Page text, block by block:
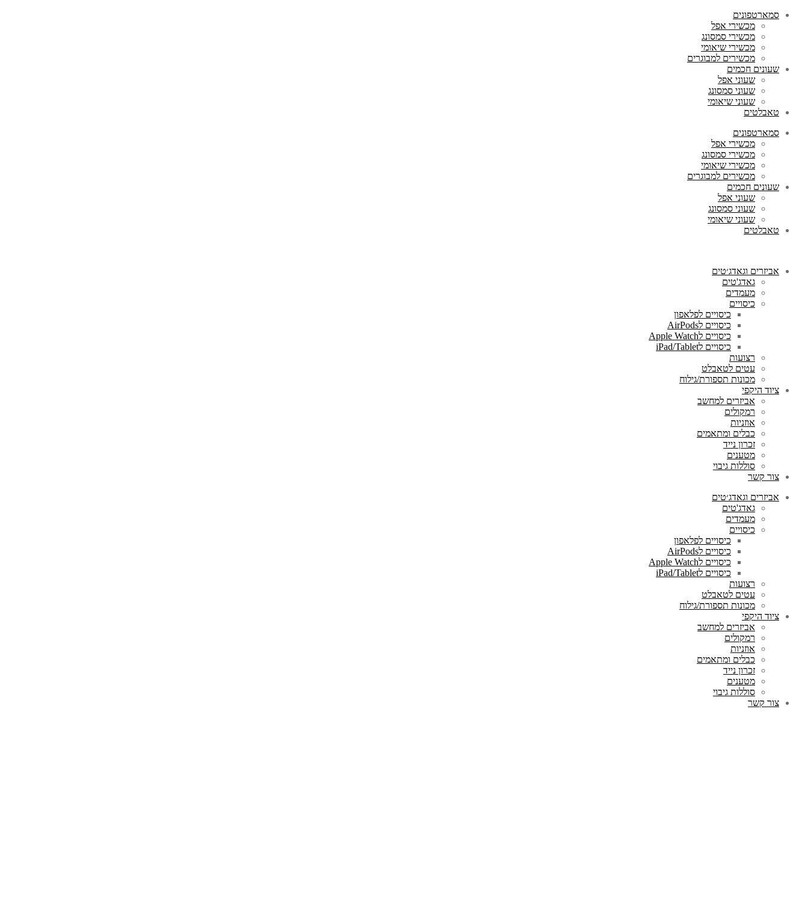
סמארטפונים
מכשירי אפל
מכשירי סמסונג
מכשירי שיאומי
מכשירים למבוגרים
שעונים חכמים
שעוני אפל
שעוני סמסונג
שעוני שיאומי
טאבלטים
סמארטפונים
מכשירי אפל
מכשירי סמסונג
מכשירי שיאומי
מכשירים למבוגרים
שעונים חכמים
שעוני אפל
שעוני סמסונג
שעוני שיאומי
טאבלטים
אביזרים וגאדג׳טים
גאדג'טים
מעמדים
כיסויים
כיסויים לפלאפון
כיסויים לAirPods
כיסויים לApple Watch
כיסויים לiPad/Tablet
רצועות
עטים לטאבלט
מכונות תספורת/גילוח
ציוד היקפי
אביזרים למחשב
רמקולים
אוזניות
כבלים ומתאמים
זכרון נייד
מטענים
סוללות גיבוי
צור קשר
אביזרים וגאדג׳טים
גאדג'טים
מעמדים
כיסויים
כיסויים לפלאפון
כיסויים לAirPods
כיסויים לApple Watch
כיסויים לiPad/Tablet
רצועות
עטים לטאבלט
מכונות תספורת/גילוח
ציוד היקפי
אביזרים למחשב
רמקולים
אוזניות
כבלים ומתאמים
זכרון נייד
מטענים
סוללות גיבוי
צור קשר